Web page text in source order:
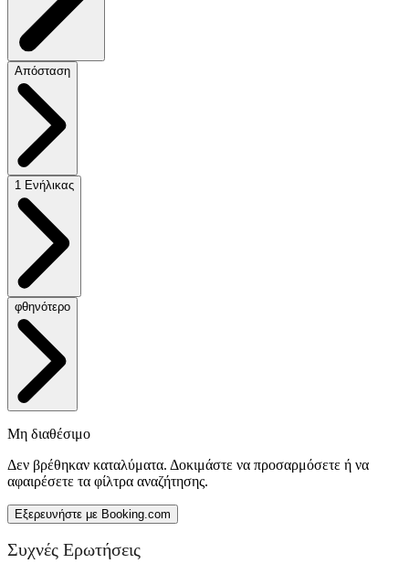
Απόσταση
1 Ενήλικας
φθηνότερο
Μη διαθέσιμο
Δεν βρέθηκαν καταλύματα. Δοκιμάστε να προσαρμόσετε ή να
αφαιρέσετε τα φίλτρα αναζήτησης.
Εξερευνήστε με Booking.com
Συχνές Ερωτήσεις